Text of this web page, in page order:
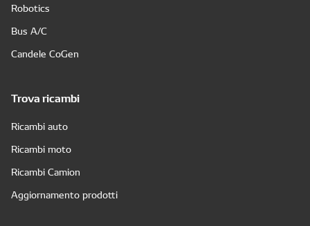
Robotics
Bus A/C
Candele CoGen
Trova ricambi
Ricambi auto
Ricambi moto
Ricambi Camion
Aggiornamento prodotti